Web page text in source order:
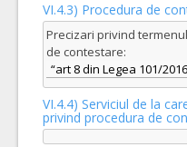
VI.4.3) Procedura de
Precizari privind
de contestare:
“art 8 din Legea 101/
VI.4.4) Serviciul de la
privind procedura de